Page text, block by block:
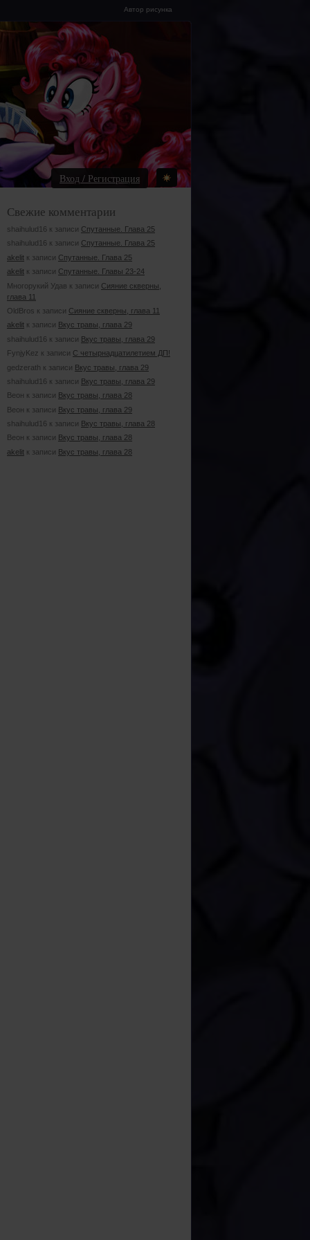
Автор рисунка
Вход / Регистрация
Свежие комментарии
shaihulud16 к записи Спутанные. Глава 25
shaihulud16 к записи Спутанные. Глава 25
akelit к записи Спутанные. Глава 25
akelit к записи Спутанные. Главы 23-24
Многорукий Удав к записи Сияние скверны,
глава 11
OldBros к записи Сияние скверны, глава 11
akelit к записи Вкус травы, глава 29
shaihulud16 к записи Вкус травы, глава 29
FynjyKez к записи С четырнадцатилетием ДП!
gedzerath к записи Вкус травы, глава 29
shaihulud16 к записи Вкус травы, глава 29
Веон к записи Вкус травы, глава 28
Веон к записи Вкус травы, глава 29
shaihulud16 к записи Вкус травы, глава 28
Веон к записи Вкус травы, глава 28
akelit к записи Вкус травы, глава 28